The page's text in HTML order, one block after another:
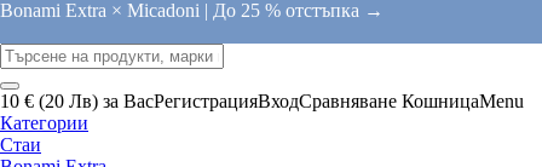
Bonami Extra × Micadoni | До 25 % отстъпка →
10 € (20 Лв) за ВасРегистрацияВходСравняване КошницаMenu
Категории
Стаи